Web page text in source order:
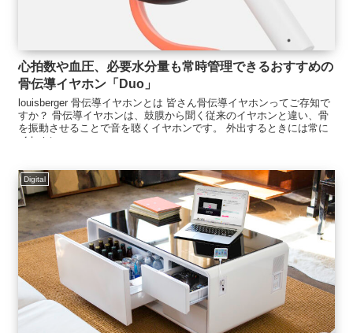
心拍数や血圧、必要水分量も常時管理できるおすすめの
骨伝導イヤホン「Duo」
louisberger 骨伝導イヤホンとは 皆さん骨伝導イヤホンってご存知で
すか？ 骨伝導イヤホンは、鼓膜から聞く従来のイヤホンと違い、骨
を振動させることで音を聴くイヤホンです。 外出するときには常に
イヤホン...
Digital